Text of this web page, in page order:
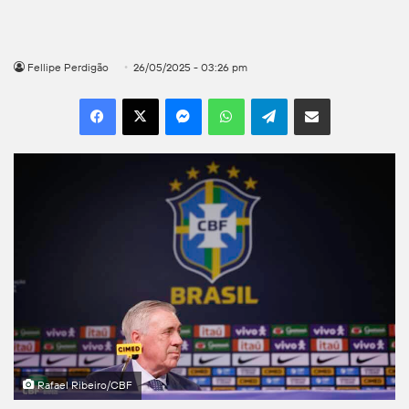
Fellipe Perdigão 26/05/2025 - 03:26 pm
Facebook
X MessengerWhatsAppTelegramCompartilhar por e-mail
Rafael Ribeiro/CBF